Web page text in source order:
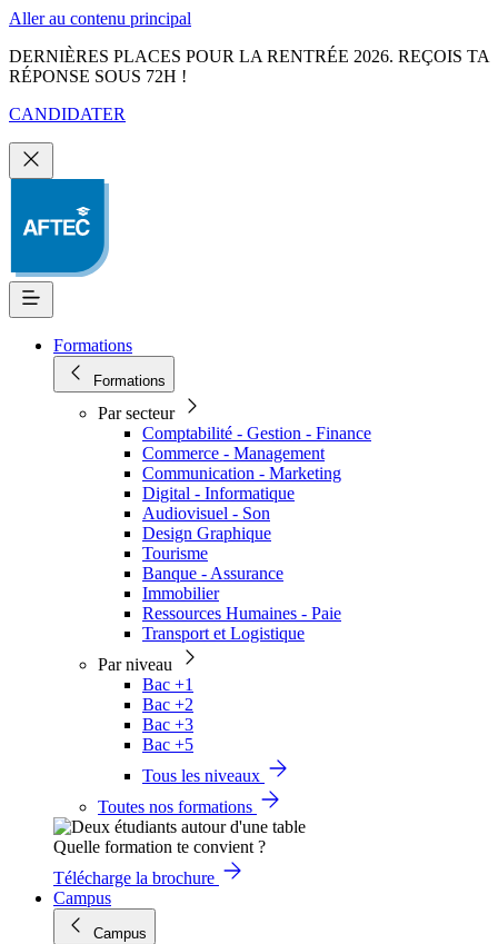
Aller au contenu principal
DERNIÈRES PLACES POUR LA RENTRÉE 2026. REÇOIS TA
RÉPONSE SOUS 72H !
CANDIDATER
Formations
Formations
Par secteur
Comptabilité - Gestion - Finance
Commerce - Management
Communication - Marketing
Digital - Informatique
Audiovisuel - Son
Design Graphique
Tourisme
Banque - Assurance
Immobilier
Ressources Humaines - Paie
Transport et Logistique
Par niveau
Bac +1
Bac +2
Bac +3
Bac +5
Tous les niveaux
Toutes nos formations
Quelle formation te convient ?
Télécharge la brochure
Campus
Campus